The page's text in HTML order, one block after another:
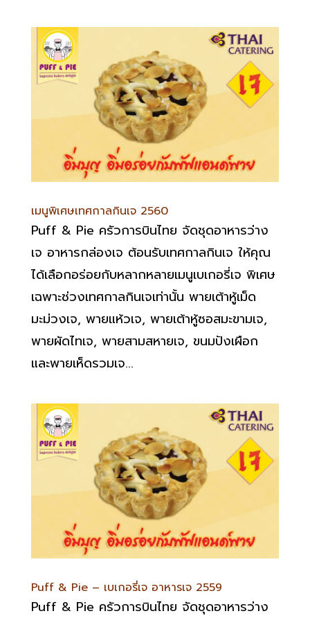
เมนูพิเศษเทศกาลกินเจ 2560
Puff & Pie ครัวการบินไทย จัดชุดอาหารว่าง
เจ อาหารกล่องเจ ต้อนรับเทศกาลกินเจ ให้คุณ
ได้เลือกอร่อยกับหลากหลายเมนูเบเกอรี่เจ พิเศษ
เฉพาะช่วงเทศกาลกินเจเท่านั้น พายเต้าหู้เม็ด
มะม่วงเจ, พายแห้วเจ, พายเต้าหู้ซอสมะขามเจ,
พายผัดไทเจ, พายสามสหายเจ, ขนมปังเผือก
และพายเห็ดรวมเจ...
Puff & Pie – เบเกอรี่เจ อาหารเจ 2559
Puff & Pie ครัวการบินไทย จัดชุดอาหารว่าง